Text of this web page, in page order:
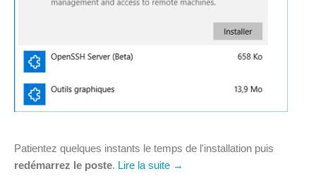
Patientez quelques instants le temps de l'installation puis
redémarrez le poste. Lire la suite →